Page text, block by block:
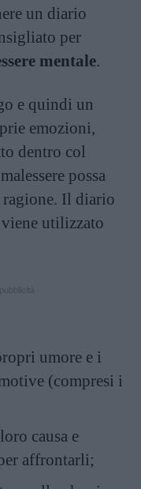
un diario
per
mentale.
e quindi un
emozioni,
dentro col
possa
ragione. Il diario
utilizzato
umore e i
(compresi i
causa e
affrontarli;